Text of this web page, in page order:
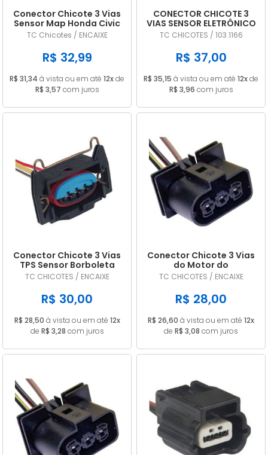
Conector Chicote 3 Vias
Sensor Map Honda Civic
1.5 1.6 / Accord
TC Chicotes / ENCAIXE
R$ 32,99
R$ 31,34 à vista ou em até 12xde
R$ 3,57 com juros
CONECTOR CHICOTE 3
VIAS SENSOR ELETRÔNICO
AR CONDICIONADO
TC01166
TC CHICOTES / 103.1166
R$ 37,00
R$ 35,15 à vista ou em até 12xde
R$ 3,96 com juros
Conector Chicote 3 Vias
TPS Sensor Borboleta
Bobina Ford Fiesta
Courier
TC CHICOTES / ENCAIXE
R$ 30,00
R$ 28,50 à vista ou em até 12x
de R$ 3,28 com juros
Conector Chicote 3 Vias
do Motor do
Eletroventilador VW Fox
TC CHICOTES / ENCAIXE
R$ 28,00
R$ 26,60 à vista ou em até 12x
de R$ 3,08 com juros